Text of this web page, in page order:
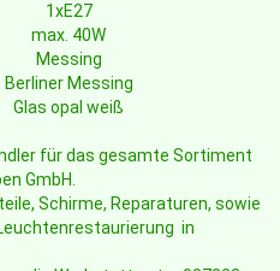
1xE27
max. 40W
Messing
Berliner Messing
Glas opal weiß
für das gesamte Sortiment
GmbH.
Schirme, Reparaturen, sowie
in